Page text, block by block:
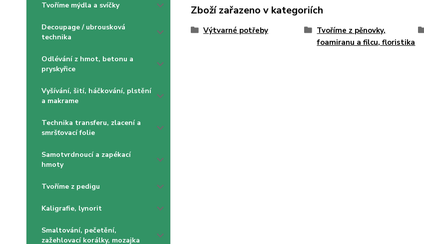
Tvoříme mýdla a svíčky
Decoupage / ubrousková
technika
Odlévání z hmot, betonu a
pryskyřice
Vyšívání, šití, háčkování, plstění
a makrame
Technika transferu, zlacení a
smršťovací folie
Samotvrdnoucí a zapékací
hmoty
Tvoříme z pedigu
Kaligrafie, lynorit
Smaltování, pečetění,
zažehlovací korálky, mozajka
Zboží zařazeno v kategoriích
Výtvarné potřeby
Tvoříme z pěnovky,
foamiranu a filcu, floristika